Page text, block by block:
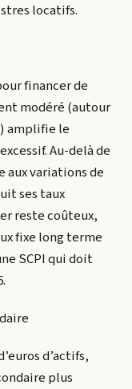
locatifs.
financer de
modéré (autour
amplifie le
Au-delà de
aux variations de
ses taux
reste coûteux,
fixe long terme
SCPI qui doit
d’actifs,
plus